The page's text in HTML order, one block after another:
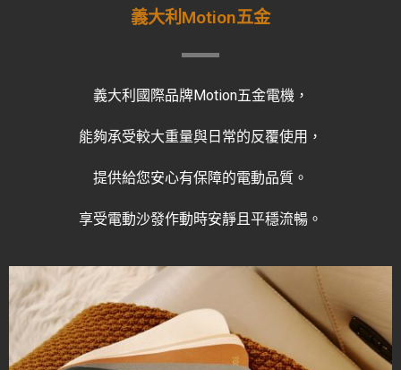
義大利Motion五金
義大利國際品牌Motion五金電機，
能夠承受較大重量與日常的反覆使用，
提供給您安心有保障的電動品質。
享受電動沙發作動時安靜且平穩流暢。